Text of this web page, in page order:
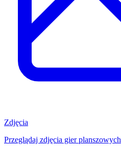
Zdjęcia
Przeglądaj zdjęcia gier planszowych